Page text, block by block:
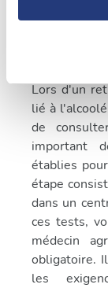
déclaration sur
Les cookies
et les
médias
partageons
notre site
publicité et
avec d'autres
ou qu'ils ont
services.
Quand
Lors d'un
lié à
de
important
établies
étape
dans un
ces tests,
médecin
obligatoire.
les